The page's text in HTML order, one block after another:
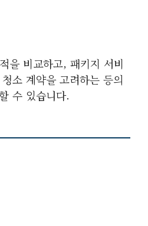
을 비교하고, 패키지 서비
소 계약을 고려하는 등의
수 있습니다.